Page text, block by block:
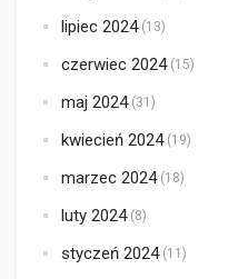
lipiec 2024(13)
czerwiec 2024(15)
maj 2024(31)
kwiecień 2024(19)
marzec 2024(18)
luty 2024(8)
styczeń 2024(11)